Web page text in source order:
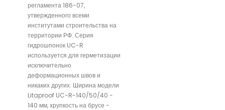
регламента 186-07,
утвержденного всеми
институтами строительства на
территории РФ. Серия
гидрошпонок UC-R
используется для герметизации
исключительно
деформационных швов и
никаких других. Ширина модели
Litaproof UC-R-140/50/40 -
140 мм, хрупкость на брусе -